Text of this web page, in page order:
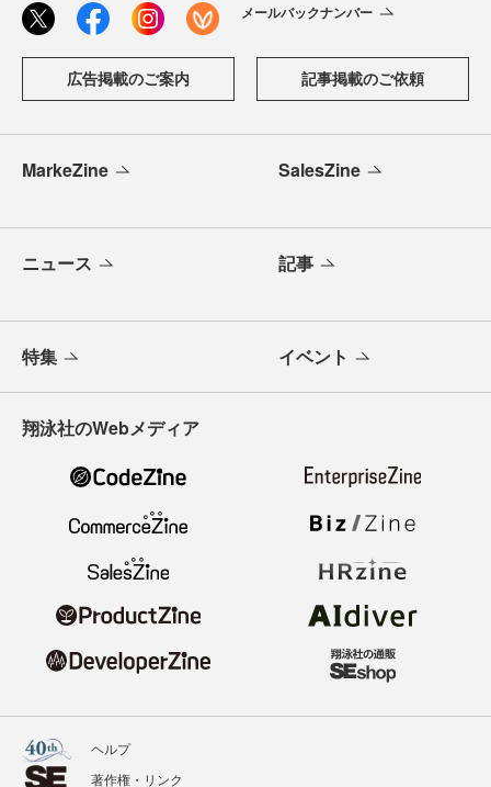
メールバックナンバー
広告掲載のご案内 記事掲載のご依頼
MarkeZine SalesZine
ニュース 記事
特集 イベント
翔泳社のWebメディア
ヘルプ
著作権・リンク